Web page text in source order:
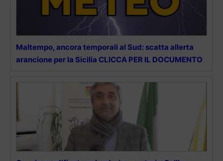
Maltempo, ancora temporali al Sud: scatta allerta
arancione per la Sicilia CLICCA PER IL DOCUMENTO